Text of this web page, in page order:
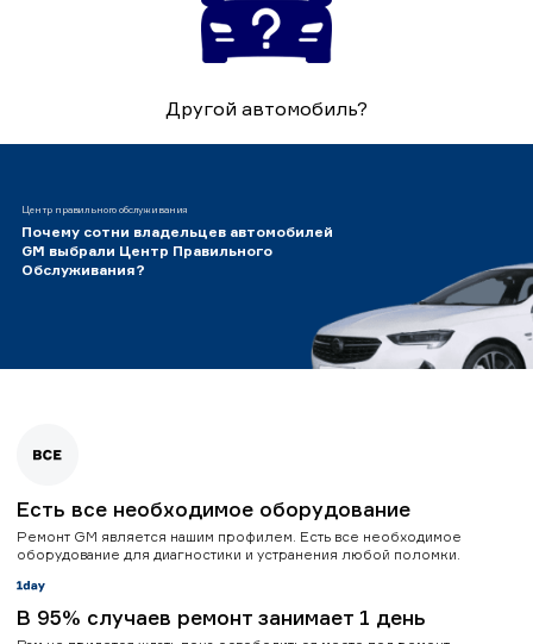
Другой автомобиль?
Центр правильного обслуживания
Почему сотни владельцев автомобилей
GM выбрали Центр Правильного
Обслуживания?
Есть все необходимое оборудование
Ремонт GM является нашим профилем. Есть все необходимое
оборудование для диагностики и устранения любой поломки.
В 95% случаев ремонт занимает 1 день